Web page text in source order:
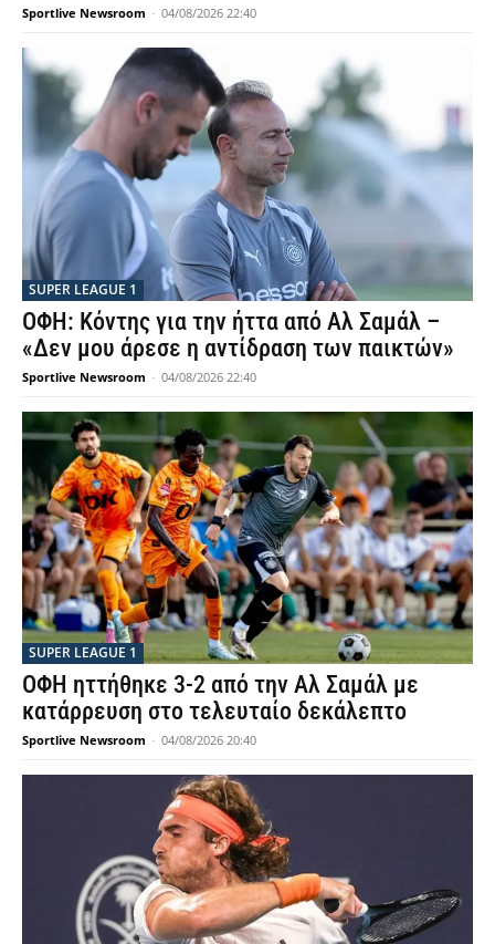
Sportlive Newsroom - 04/08/2026 22:40
SUPER LEAGUE 1
ΟΦΗ: Κόντης για την ήττα από Αλ Σαμάλ –
«Δεν μου άρεσε η αντίδραση των παικτών»
Sportlive Newsroom - 04/08/2026 22:40
SUPER LEAGUE 1
ΟΦΗ ηττήθηκε 3-2 από την Αλ Σαμάλ με
κατάρρευση στο τελευταίο δεκάλεπτο
Sportlive Newsroom - 04/08/2026 20:40